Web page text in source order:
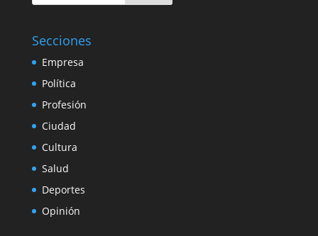
Secciones
Empresa
Política
Profesión
Ciudad
Cultura
Salud
Deportes
Opinión